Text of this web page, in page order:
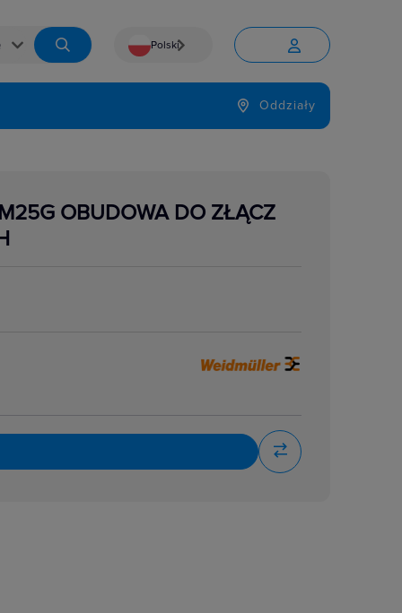
 Polski
Język

Oddziały
OBUDOWA DO ZŁĄCZ